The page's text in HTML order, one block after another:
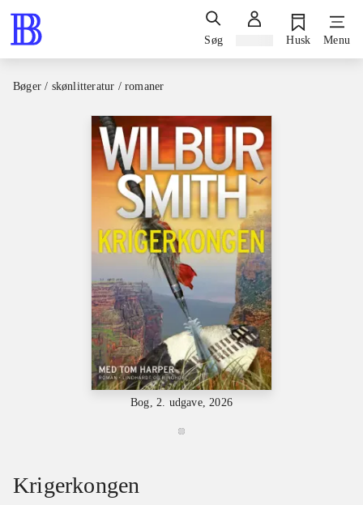
Søg Husk Menu
Bøger / skønlitteratur / romaner
Bog, 2. udgave, 2026
Krigerkongen